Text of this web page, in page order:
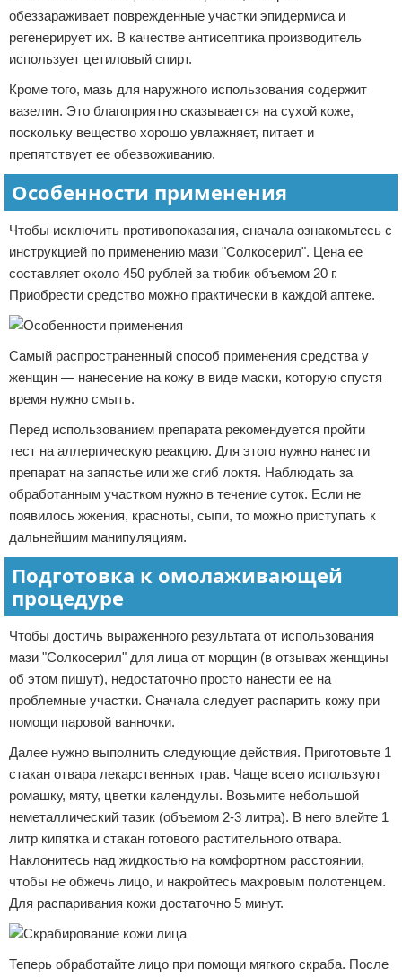
обеззараживает поврежденные участки эпидермиса и
регенерирует их. В качестве антисептика производитель
использует цетиловый спирт.
Кроме того, мазь для наружного использования содержит
вазелин. Это благоприятно сказывается на сухой коже,
поскольку вещество хорошо увлажняет, питает и
препятствует ее обезвоживанию.
Особенности применения
Чтобы исключить противопоказания, сначала ознакомьтесь с
инструкцией по применению мази "Солкосерил". Цена ее
составляет около 450 рублей за тюбик объемом 20 г.
Приобрести средство можно практически в каждой аптеке.
Самый распространенный способ применения средства у
женщин — нанесение на кожу в виде маски, которую спустя
время нужно смыть.
Перед использованием препарата рекомендуется пройти
тест на аллергическую реакцию. Для этого нужно нанести
препарат на запястье или же сгиб локтя. Наблюдать за
обработанным участком нужно в течение суток. Если не
появилось жжения, красноты, сыпи, то можно приступать к
дальнейшим манипуляциям.
Подготовка к омолаживающей
процедуре
Чтобы достичь выраженного результата от использования
мази "Солкосерил" для лица от морщин (в отзывах женщины
об этом пишут), недостаточно просто нанести ее на
проблемные участки. Сначала следует распарить кожу при
помощи паровой ванночки.
Далее нужно выполнить следующие действия. Приготовьте 1
стакан отвара лекарственных трав. Чаще всего используют
ромашку, мяту, цветки календулы. Возьмите небольшой
неметаллический тазик (объемом 2-3 литра). В него влейте 1
литр кипятка и стакан готового растительного отвара.
Наклонитесь над жидкостью на комфортном расстоянии,
чтобы не обжечь лицо, и накройтесь махровым полотенцем.
Для распаривания кожи достаточно 5 минут.
Теперь обработайте лицо при помощи мягкого скраба. После